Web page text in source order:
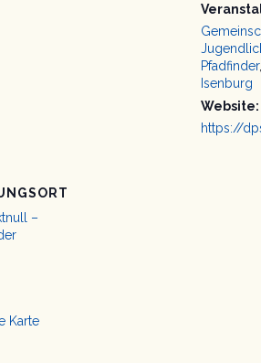
Pfadfinder,
Isenburg
Website:
https://
–
Karte